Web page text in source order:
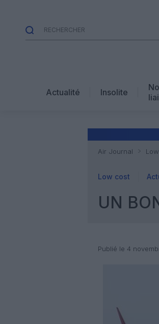
Actualité Insolite
Air Journal
Low cost
UN
Publié le 4